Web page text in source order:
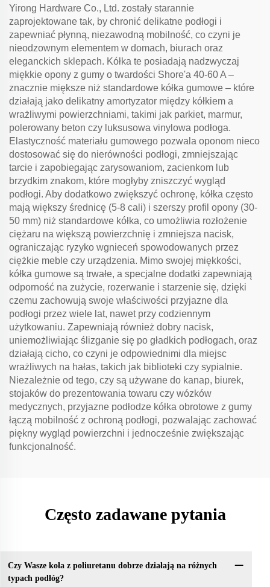
Yirong Hardware Co., Ltd. zostały starannie
zaprojektowane tak, by chronić delikatne podłogi i
zapewniać płynną, niezawodną mobilność, co czyni je
nieodzownym elementem w domach, biurach oraz
eleganckich sklepach. Kółka te posiadają nadzwyczaj
miękkie opony z gumy o twardości Shore'a 40-60 A –
znacznie miększe niż standardowe kółka gumowe – które
działają jako delikatny amortyzator między kółkiem a
wrażliwymi powierzchniami, takimi jak parkiet, marmur,
polerowany beton czy luksusowa vinylowa podłoga.
Elastyczność materiału gumowego pozwala oponom nieco
dostosować się do nierówności podłogi, zmniejszając
tarcie i zapobiegając zarysowaniom, zacienkom lub
brzydkim znakom, które mogłyby zniszczyć wygląd
podłogi. Aby dodatkowo zwiększyć ochronę, kółka często
mają większy średnicę (5-8 cali) i szerszy profil opony (30-
50 mm) niż standardowe kółka, co umożliwia rozłożenie
ciężaru na większą powierzchnię i zmniejsza nacisk,
ograniczając ryzyko wgnieceń spowodowanych przez
ciężkie meble czy urządzenia. Mimo swojej miękkości,
kółka gumowe są trwałe, a specjalne dodatki zapewniają
odporność na zużycie, rozerwanie i starzenie się, dzięki
czemu zachowują swoje właściwości przyjazne dla
podłogi przez wiele lat, nawet przy codziennym
użytkowaniu. Zapewniają również dobry nacisk,
uniemożliwiając ślizganie się po gładkich podłogach, oraz
działają cicho, co czyni je odpowiednimi dla miejsc
wrażliwych na hałas, takich jak biblioteki czy sypialnie.
Niezależnie od tego, czy są używane do kanap, biurek,
stojaków do prezentowania towaru czy wózków
medycznych, przyjazne podłodze kółka obrotowe z gumy
łączą mobilność z ochroną podłogi, pozwalając zachować
piękny wygląd powierzchni i jednocześnie zwiększając
funkcjonalność.
Często zadawane pytania
Czy Wasze koła z poliuretanu dobrze działają na różnych
typach podłóg?